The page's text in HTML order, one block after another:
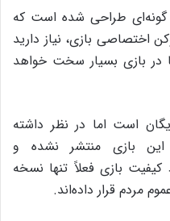
گونه‌ای طراحی شده است که
اختصاصی بازی، نیاز دارید
بازی بسیار سخت خواهد
است اما در نظر داشته
بازی منتشر نشده و
کیفیت بازی فعلاً تنها نسخه